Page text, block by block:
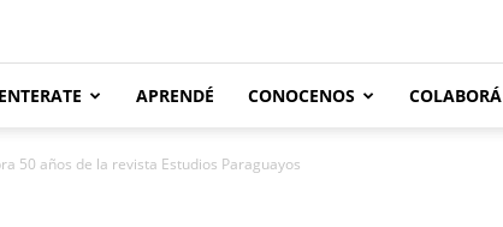
ENTERATE APRENDÉ CONOCENOS COLABORÁ
50 años de la revista Estudios Paraguayos